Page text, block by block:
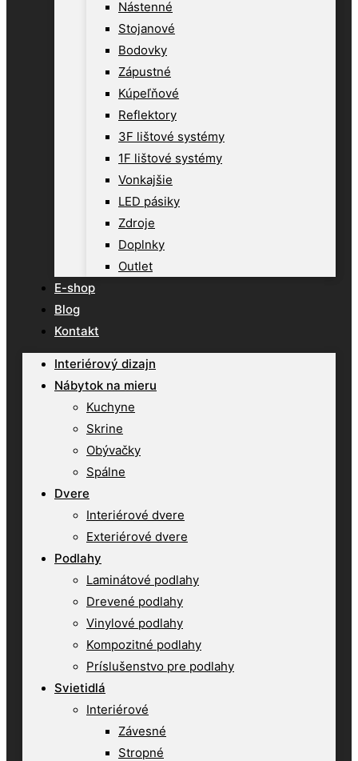
Nástenné
Stojanové
Bodovky
Zápustné
Kúpeľňové
Reflektory
3F lištové systémy
1F lištové systémy
Vonkajšie
LED pásiky
Zdroje
Doplnky
Outlet
E-shop
Blog
Kontakt
Interiérový dizajn
Nábytok na mieru
Kuchyne
Skrine
Obývačky
Spálne
Dvere
Interiérové dvere
Exteriérové dvere
Podlahy
Laminátové podlahy
Drevené podlahy
Vinylové podlahy
Kompozitné podlahy
Príslušenstvo pre podlahy
Svietidlá
Interiérové
Závesné
Stropné